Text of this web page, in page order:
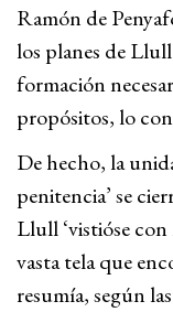
Ramón de
los planes de
formación
propósitos, lo
De hecho, la
penitencia’ se
Llull ‘vistióse
vasta tela que
resumía, según